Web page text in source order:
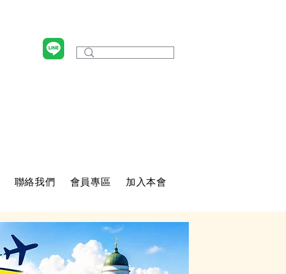
聯絡我們 會員專區 加入本會